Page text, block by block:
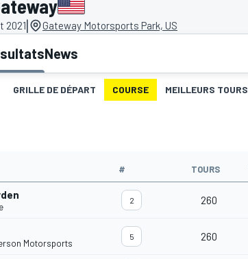
2021| Gateway Motorsports Park, US
News
GRILLE DE DÉPART COURSE MEILLEURS TOURS
# TOURS
2 260
Motorsports
5 260